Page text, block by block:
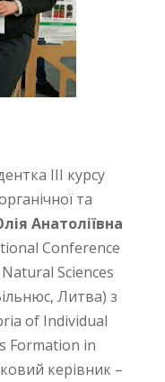
ІІІ курсу
та
Анатоліївна
Conference
Sciences
Литва) з
of Individual
Formation in
керівник –